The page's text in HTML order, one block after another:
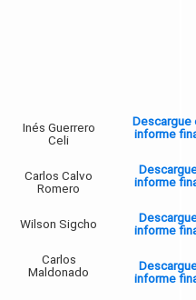
Inés Guerrero
Celi
Carlos Calvo
Romero
Wilson Sigcho
Carlos
Maldonado
Descargue
informe
informe
informe
informe